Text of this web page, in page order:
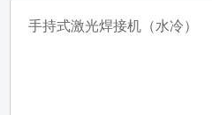
手持式激光焊接机（水冷）